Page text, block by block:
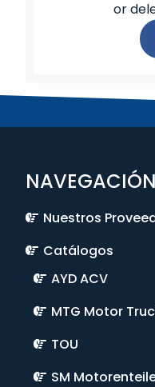
or
Nuestros
Catálogos
AYD ACV
MTG Motor
TOU
SM